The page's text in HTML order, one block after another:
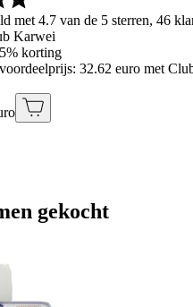
met 4.7 van de 5 sterren, 46
Karwei
korting
32.62 euro met
gekocht